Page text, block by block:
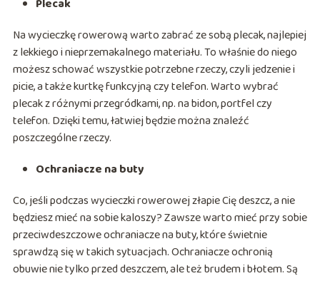
Plecak
Na wycieczkę rowerową warto zabrać ze sobą plecak, najlepiej
z lekkiego i nieprzemakalnego materiału. To właśnie do niego
możesz schować wszystkie potrzebne rzeczy, czyli jedzenie i
picie, a także kurtkę funkcyjną czy telefon. Warto wybrać
plecak z różnymi przegródkami, np. na bidon, portfel czy
telefon. Dzięki temu, łatwiej będzie można znaleźć
poszczególne rzeczy.
Ochraniacze na buty
Co, jeśli podczas wycieczki rowerowej złapie Cię deszcz, a nie
będziesz mieć na sobie kaloszy? Zawsze warto mieć przy sobie
przeciwdeszczowe ochraniacze na buty, które świetnie
sprawdzą się w takich sytuacjach. Ochraniacze ochronią
obuwie nie tylko przed deszczem, ale też brudem i błotem. Są